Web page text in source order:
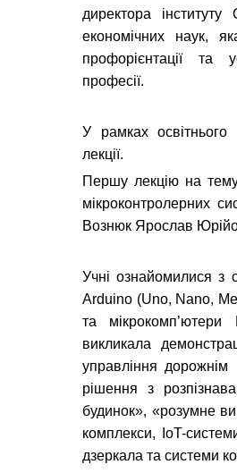
директора
економічних наук,
профорієнтації та
професії.
У рамках
лекції.
Першу лекцію на
мікроконтролерних
Вознюк Ярослав
Учні ознайомилися з
Arduino (Uno, Nano,
та
викликала
управління дорожнім
рішення з
будинок», «розумне
комплекси, IoT-
дзеркала та системи